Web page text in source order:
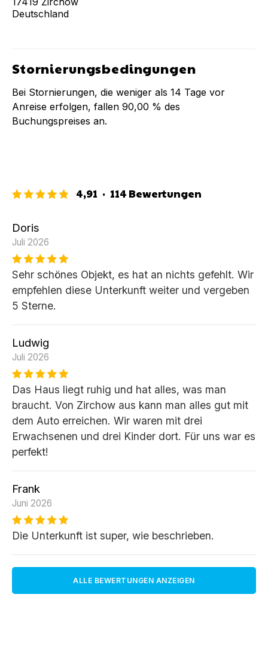
Deutschland
Stornierungsbedingungen
Bei Stornierungen, die weniger als 14 Tage vor
Anreise erfolgen, fallen 90,00 % des
Buchungspreises an.
4,91 · 114 Bewertungen
Doris
Juli 2026
Sehr schönes Objekt, es hat an nichts gefehlt. Wir
empfehlen diese Unterkunft weiter und vergeben
5 Sterne.
Ludwig
Juli 2026
Das Haus liegt ruhig und hat alles, was man
braucht. Von Zirchow aus kann man alles gut mit
dem Auto erreichen. Wir waren mit drei
Erwachsenen und drei Kinder dort. Für uns war es
perfekt!
Frank
Juni 2026
Die Unterkunft ist super, wie beschrieben.
ALLE BEWERTUNGEN ANZEIGEN